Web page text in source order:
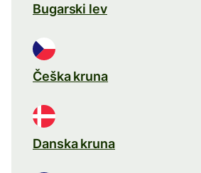
Bugarski lev
Češka kruna
Danska kruna